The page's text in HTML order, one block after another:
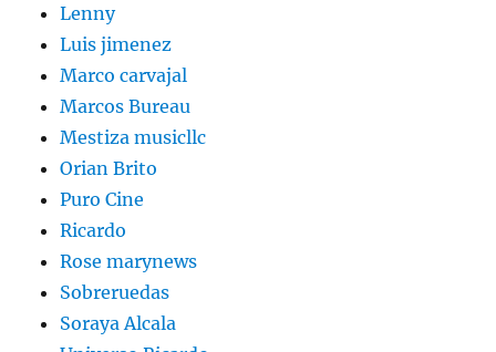
Lenny
Luis jimenez
Marco carvajal
Marcos Bureau
Mestiza musicllc
Orian Brito
Puro Cine
Ricardo
Rose marynews
Sobreruedas
Soraya Alcala